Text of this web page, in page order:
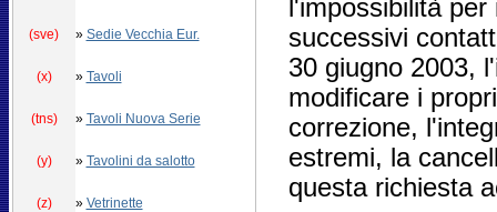
(sve) » Sedie Vecchia Eur.
(x) » Tavoli
(tns) » Tavoli Nuova Serie
(y) » Tavolini da salotto
(z) » Vetrinette
l'impossibilità
successivi
30 giugno 2003,
modificare i
correzione,
estremi, la
questa richiesta